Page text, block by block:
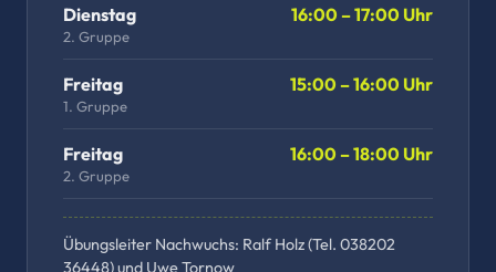
Dienstag
2. Gruppe
16:00 – 17:00 Uhr
Freitag
1. Gruppe
15:00 – 16:00 Uhr
Freitag
2. Gruppe
16:00 – 18:00 Uhr
Übungsleiter Nachwuchs: Ralf Holz (Tel. 038202
36448) und Uwe Tornow